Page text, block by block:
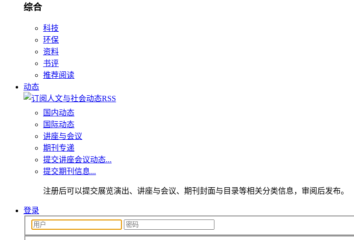
综合
科技
环保
资料
书评
推荐阅读
动态
国内动态
国际动态
讲座与会议
期刊专递
提交讲座会议动态...
提交期刊信息...
注册后可以提交展览演出、讲座与会议、期刊封面与目录等相关分类信息，审阅后发布。
登录